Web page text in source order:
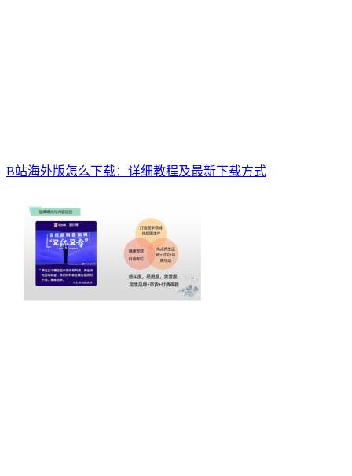
B站海外版怎么下载：详细教程及最新下载方式